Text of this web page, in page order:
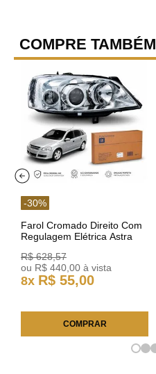
COMPRE TAMBÉM
-30%
Farol Cromado Direito Com
Regulagem Elétrica Astra
R$ 628,57
ou R$ 440 00 à vista
8x R$ 55,00
COMPRAR